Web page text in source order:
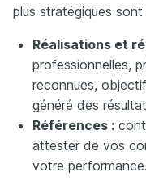
plus stratégiques sont
Réalisations et
professionnelles,
reconnues,
généré des
Références :
attester de vos
votre performance.